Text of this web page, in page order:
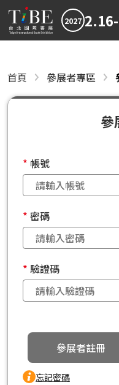
2027
參
參展
參展
首頁 參展者專區
參
帳號
密碼
驗證碼
參展者註冊
忘記密碼